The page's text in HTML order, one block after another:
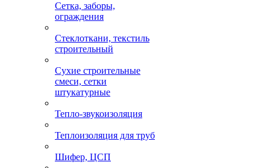
Сетка, заборы,
ограждения
Стеклоткани, текстиль
строительный
Сухие строительные
смеси, сетки
штукатурные
Тепло-звукоизоляция
Теплоизоляция для труб
Шифер, ЦСП